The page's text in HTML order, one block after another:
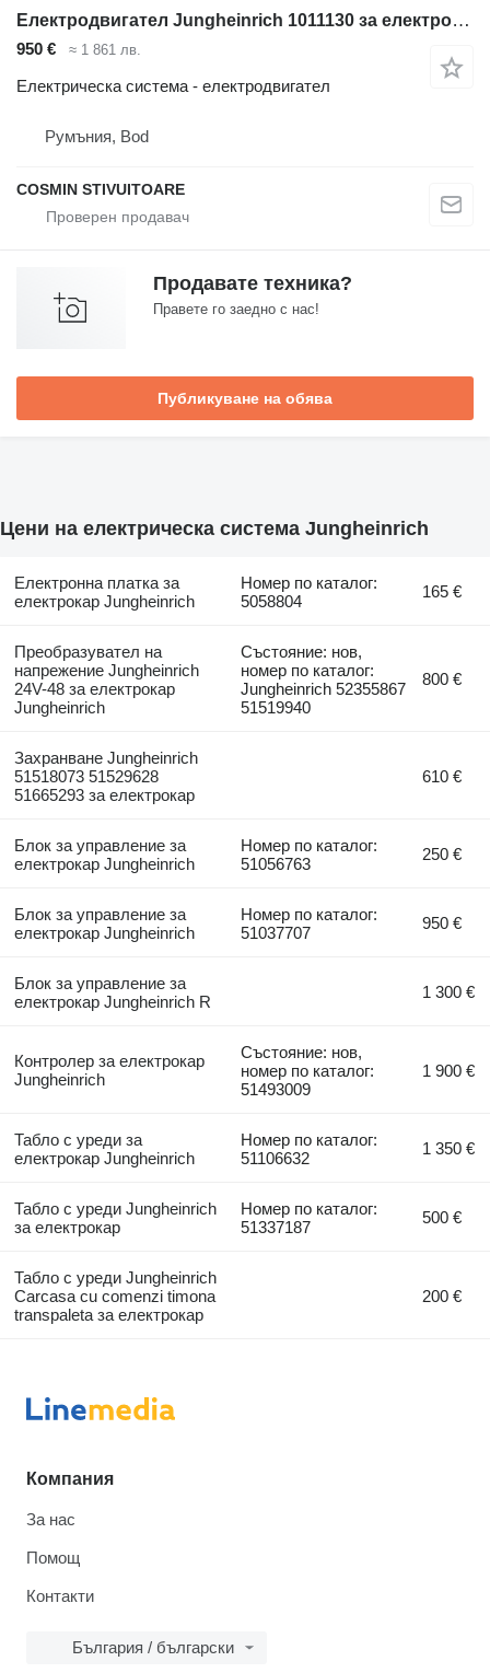
Електродвигател Jungheinrich 1011130 за електрокар
950 € ≈ 1 861 лв.
Електрическа система - електродвигател
Румъния, Bod
COSMIN STIVUITOARE
Продавате техника?
Правете го заедно с нас!
Публикуване на обява
Цени на електрическа система Jungheinrich
Електронна платка за
електрокар Jungheinrich
Номер по каталог:
5058804
165 €
Преобразувател на
напрежение Jungheinrich
24V-48 за електрокар
Jungheinrich
Състояние: нов,
номер по каталог:
Jungheinrich 52355867
51519940
800 €
Захранване Jungheinrich
51518073 51529628
51665293 за електрокар
610 €
Блок за управление за
електрокар Jungheinrich
Номер по каталог:
51056763
250 €
Блок за управление за
електрокар Jungheinrich
Номер по каталог:
51037707
950 €
Блок за управление за
електрокар Jungheinrich R
1 300 €
Контролер за електрокар
Jungheinrich
Състояние: нов,
номер по каталог:
51493009
1 900 €
Табло с уреди за
електрокар Jungheinrich
Номер по каталог:
51106632
1 350 €
Табло с уреди Jungheinrich
за електрокар
Номер по каталог:
51337187
500 €
Табло с уреди Jungheinrich
Carcasa cu comenzi timona
transpaleta за електрокар
200 €
Компания
За нас
Помощ
Контакти
България / български